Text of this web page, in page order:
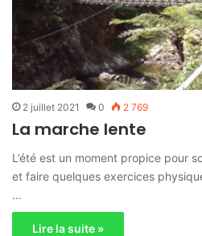
2 juillet 2021 0 2 769
La marche lente
L’été est un moment propice pour
et faire quelques exercices
…
Lire la suite »